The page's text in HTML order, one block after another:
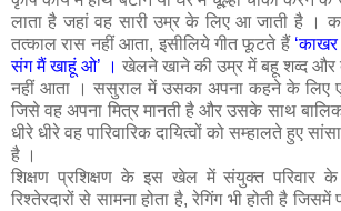
लाता है जहां वह सारी उम्र के लिए आ जाती है ।
तत्काल रास नहीं आता, इसीलिये गीत फूटते हैं
संग मैं खाहूं ओ’ । खेलने खाने की उम्र में बहू शव्द और
नहीं आता । ससुराल में उसका अपना कहने के लिए
जिसे वह अपना मित्र मानती है और उसके साथ
धीरे धीरे वह पारिवारिक दायित्वों को सम्हालते हुए
है ।
शिक्षण प्रशिक्षण के इस खेल में संयुक्त परिवार के
रिश्तेरदारों से सामना होता है, रेगिंग भी होती है